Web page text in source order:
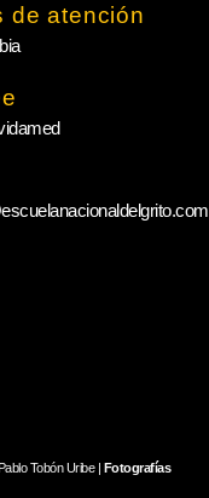
de atención
Tobón Uribe | Fotografías